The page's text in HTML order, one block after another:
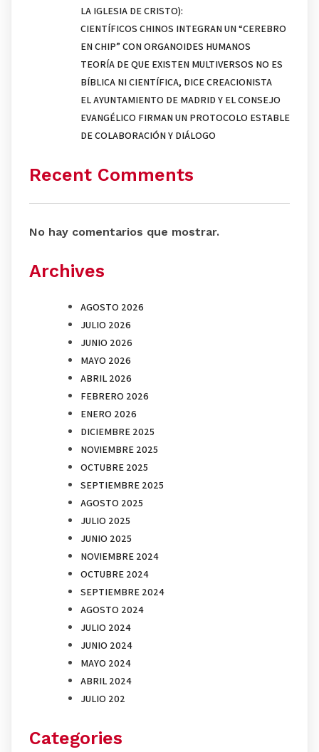
LA IGLESIA DE CRISTO):
CIENTÍFICOS CHINOS INTEGRAN UN “CEREBRO
EN CHIP” CON ORGANOIDES HUMANOS
TEORÍA DE QUE EXISTEN MULTIVERSOS NO ES
BÍBLICA NI CIENTÍFICA, DICE CREACIONISTA
EL AYUNTAMIENTO DE MADRID Y EL CONSEJO
EVANGÉLICO FIRMAN UN PROTOCOLO ESTABLE
DE COLABORACIÓN Y DIÁLOGO
Recent Comments
No hay comentarios que mostrar.
Archives
AGOSTO 2026
JULIO 2026
JUNIO 2026
MAYO 2026
ABRIL 2026
FEBRERO 2026
ENERO 2026
DICIEMBRE 2025
NOVIEMBRE 2025
OCTUBRE 2025
SEPTIEMBRE 2025
AGOSTO 2025
JULIO 2025
JUNIO 2025
NOVIEMBRE 2024
OCTUBRE 2024
SEPTIEMBRE 2024
AGOSTO 2024
JULIO 2024
JUNIO 2024
MAYO 2024
ABRIL 2024
JULIO 202
Categories